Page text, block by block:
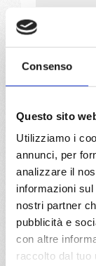
Consenso
Questo sito
Utilizziamo i
annunci, per
analizzare il
informazioni
nostri partner
pubblicità e
con altre
raccolto dal tuo
Napoli,
Napoli,
07/
€